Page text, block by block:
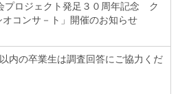
プロジェクト発足３０周年記念 ク
オコンサ－ト」開催のお知らせ
内の卒業生は調査回答にご協力くだ